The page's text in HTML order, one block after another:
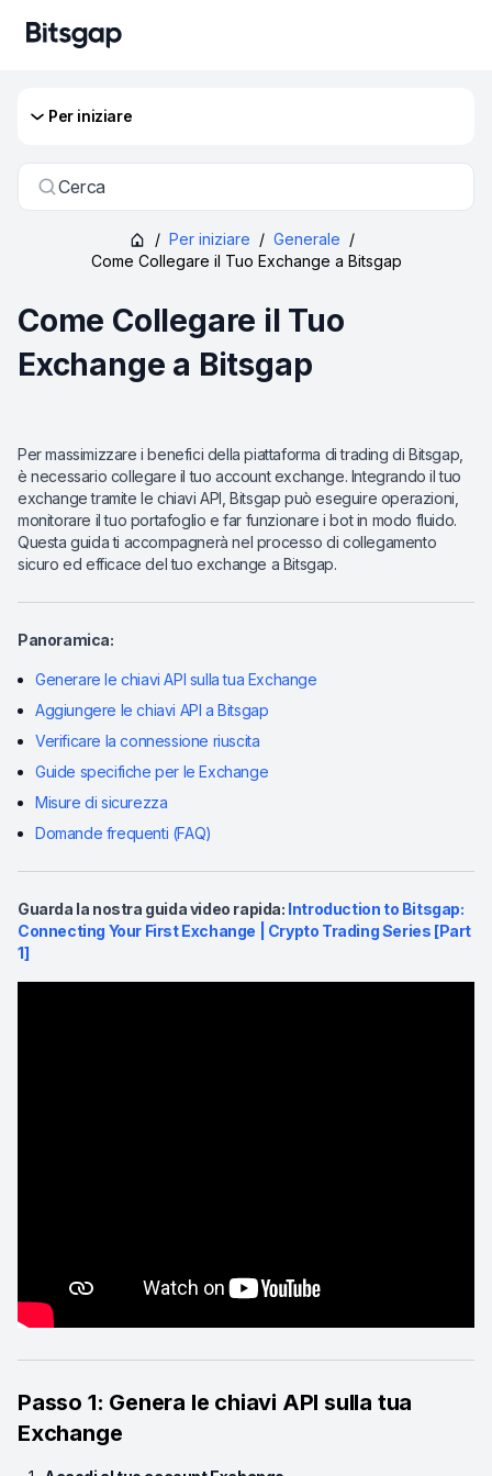
Per iniziare
Cerca
/ Per iniziare / Generale /
Come Collegare il Tuo Exchange a Bitsgap
Come Collegare il Tuo
Exchange a Bitsgap
Per massimizzare i benefici della piattaforma di trading di Bitsgap,
è necessario collegare il tuo account exchange. Integrando il tuo
exchange tramite le chiavi API, Bitsgap può eseguire operazioni,
monitorare il tuo portafoglio e far funzionare i bot in modo fluido.
Questa guida ti accompagnerà nel processo di collegamento
sicuro ed efficace del tuo exchange a Bitsgap.
Panoramica:
Generare le chiavi API sulla tua Exchange
Aggiungere le chiavi API a Bitsgap
Verificare la connessione riuscita
Guide specifiche per le Exchange
Misure di sicurezza
Domande frequenti (FAQ)
Guarda la nostra guida video rapida: Introduction to Bitsgap:
Connecting Your First Exchange | Crypto Trading Series [Part
1]
Passo 1: Genera le chiavi API sulla tua
Exchange